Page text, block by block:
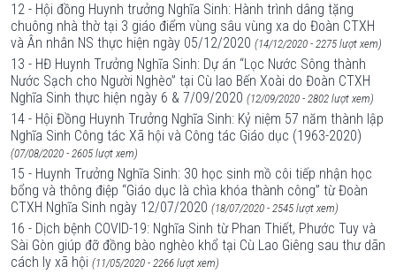
12 - Hội đồng Huynh trưởng Nghĩa Sinh: Hành trình dâng tặng
chuông nhà thờ tại 3 giáo điểm vùng sâu vùng xa do Đoàn CTXH
và Ân nhân NS thực hiện ngày 05/12/2020 (14/12/2020 - 2275 lượt xem)
13 - HĐ Huynh Trưởng Nghĩa Sinh: Dự án “Lọc Nước Sông thành
Nước Sạch cho Người Nghèo” tại Cù lao Bến Xoài do Đoàn CTXH
Nghĩa Sinh thực hiện ngày 6 & 7/09/2020 (12/09/2020 - 2802 lượt xem)
14 - Hội Đồng Huynh Trưởng Nghĩa Sinh: Kỷ niệm 57 năm thành lập
Nghĩa Sinh Công tác Xã hội và Công tác Giáo dục (1963-2020)
(07/08/2020 - 2605 lượt xem)
15 - Huynh Trưởng Nghĩa Sinh: 30 học sinh mồ côi tiếp nhận học
bổng và thông điệp “Giáo dục là chìa khóa thành công” từ Đoàn
CTXH Nghĩa Sinh ngày 12/07/2020 (18/07/2020 - 2545 lượt xem)
16 - Dịch bệnh COVID-19: Nghĩa Sinh từ Phan Thiết, Phước Tuy và
Sài Gòn giúp đỡ đồng bào nghèo khổ tại Cù Lao Giêng sau thư dãn
cách ly xã hội (11/05/2020 - 2266 lượt xem)